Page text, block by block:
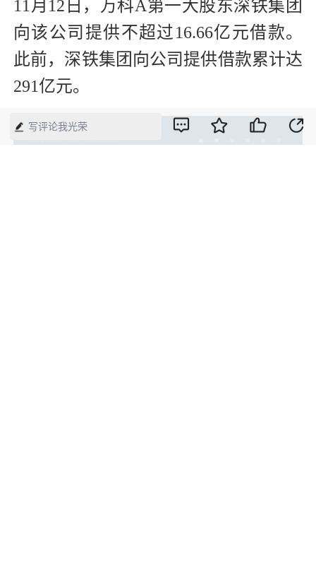
11月12日，万科A第一大股东深铁集团
向该公司提供不超过16.66亿元借款。
此前，深铁集团向公司提供借款累计达
291亿元。
写评论我光荣